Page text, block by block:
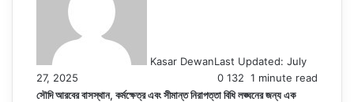
Kasar DewanLast Updated: July
27, 2025
0 132 1 minute read
সৌদি আরবের বাসস্থান, কর্মক্ষেত্র এবং সীমান্ত নিরাপত্তা বিধি লঙ্ঘনের জন্য এক